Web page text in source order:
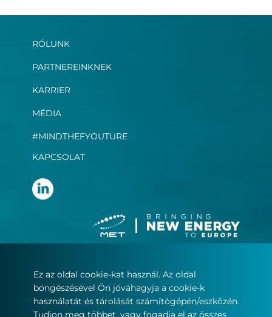
RÓLUNK
PARTNEREINKNEK
KARRIER
MÉDIA
#MINDTHEFYOUTURE
KAPCSOLAT
Felhasználási feltételek
Adatvédelmi nyilatkozat
Sütikezelés
Ez az oldal cookie-kat használ. Az oldal
böngészésével Ön jóváhagyja a cookie-k
használatát és tárolását számítógépén/eszközén.
Tudjon meg többet, vagy fogadja el az összes